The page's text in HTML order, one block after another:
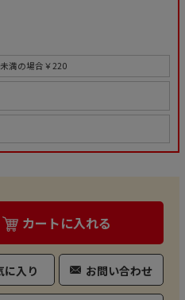
満の場合￥220
カートに入れる
に入り お問い合わせ